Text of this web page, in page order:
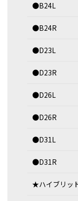
●B24L
●B24R
●D23L
●D23R
●D26L
●D26R
●D31L
●D31R
★ハイブリッ